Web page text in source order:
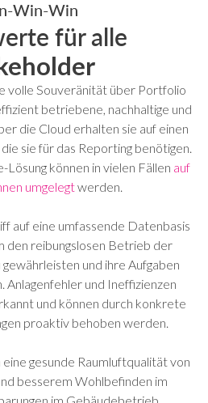
Win-Win
für alle
volle Souveränität über Portfolio
betriebene, nachhaltige und
die Cloud erhalten sie auf einen
sie für das Reporting benötigen.
können in vielen Fällen auf
umgelegtwerden.
auf eine umfassende Datenbasis
den reibungslosen Betrieb der
und ihre Aufgaben
Anlagenfehler und Ineffizienzen
und können durch konkrete
proaktiv behoben werden.
gesunde Raumluftqualität von
besserem Wohlbefinden im